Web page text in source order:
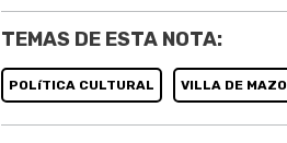
TEMAS DE ESTA NOTA:
POLíTICA CULTURAL VILLA DE MAZO